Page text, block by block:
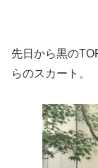
先日から黒の
らのスカート。